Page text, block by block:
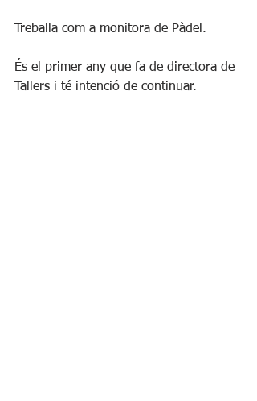
Treballa com a monitora de Pàdel.
És el primer any que fa de directora de
Tallers i té intenció de continuar.